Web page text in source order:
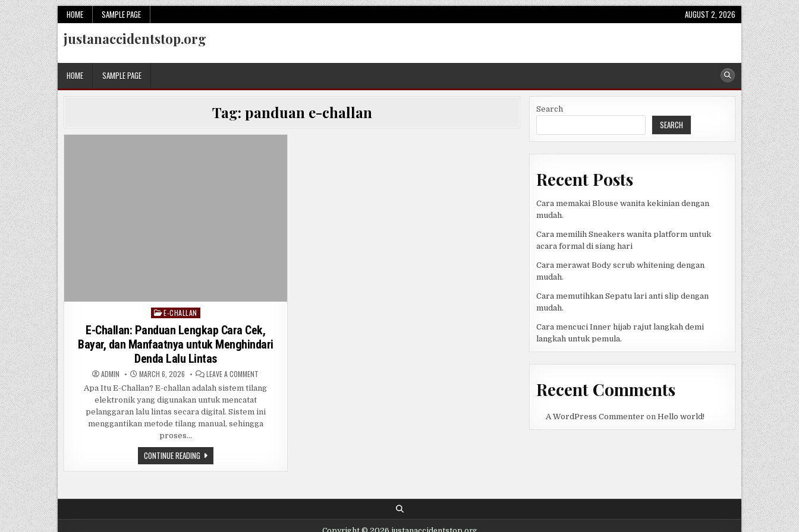
Skip
to
content
HOME SAMPLE PAGE AUGUST 2, 2026
justanaccidentstop.org
HOME SAMPLE PAGE
Tag: panduan e-challan
Posted
in
E-CHALLAN
E-Challan: Panduan Lengkap Cara Cek,
Bayar, dan Manfaatnya untuk Menghindari
Denda Lalu Lintas
ADMIN MARCH 6, 2026 LEAVE A COMMENT
CHALLAN:
PANDUAN
CARA
CEK,
BAYAR,
DAN
LINTAS
Apa Itu E-Challan? E-challan adalah sistem tilang
elektronik yang digunakan untuk mencatat
pelanggaran lalu lintas secara digital. Sistem ini
menggantikan metode tilang manual, sehingga
proses…
CONTINUE READINGE-
CHALLAN:
PANDUAN
BAYAR,
MANFAATNYA
Search
SEARCH
Recent Posts
Cara memakai Blouse wanita kekinian dengan
mudah.
Cara memilih Sneakers wanita platform untuk
acara formal di siang hari
Cara merawat Body scrub whitening dengan
mudah.
Cara memutihkan Sepatu lari anti slip dengan
mudah.
Cara mencuci Inner hijab rajut langkah demi
langkah untuk pemula.
Recent Comments
A WordPress Commenter on Hello world!